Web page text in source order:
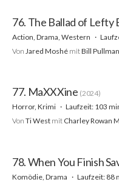
76. The Ballad of Lefty
Action, Drama, Western
Von Jared Moshé mitBill
77. MaXXXine (2024)
Horror, Krimi
Laufzeit: 103
Von Ti West mit Charley Rowan
78. When You Finish
Komödie, Drama
Laufzeit: 88